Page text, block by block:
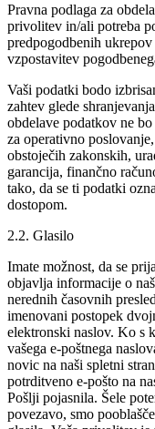
Pravna podlaga za
privolitev in/ali potreba
predpogodbenih
vzpostavitev
Vaši podatki bodo
zahtev glede
obdelave podatkov ne
za operativno
obstoječih zakonskih,
garancija, finančno
tako, da se ti podatki
dostopom.
2.2. Glasilo
Imate možnost, da se
objavlja informacije o
nerednih časovnih
imenovani postopek
elektronski naslov. Ko s
vašega e-poštnega
novic na naši spletni
potrditveno e-pošto na
Pošlji pojasnila. Šele
povezavo, smo